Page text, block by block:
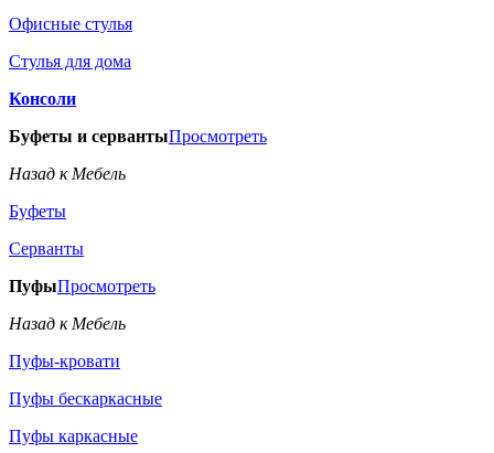
Офисные стулья
Стулья для дома
Консоли
Буфеты и сервантыПросмотреть
Назад к Мебель
Буфеты
Серванты
ПуфыПросмотреть
Назад к Мебель
Пуфы-кровати
Пуфы бескаркасные
Пуфы каркасные